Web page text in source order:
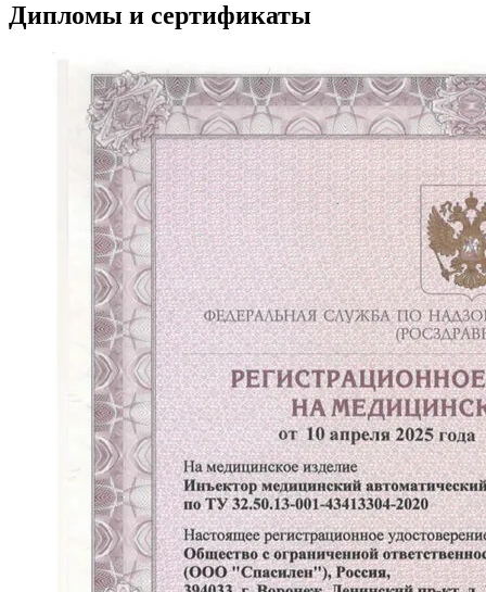
Дипломы и сертификаты